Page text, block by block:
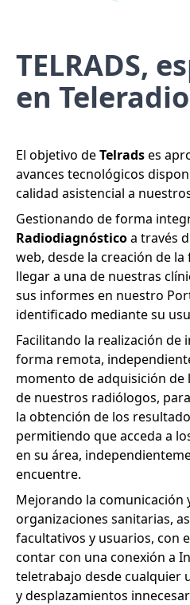
TELRADS,
en
El objetivo deTelradses
avances tecnológicos
calidad asistencial a
Gestionando de forma
Radiodiagnósticoa través
web, desde la creación de
llegar a una de nuestras
sus informes en nuestro
identificado mediante su
Facilitando la realización
forma remota,
momento de adquisición
de nuestros radiólogos,
la obtención de los
permitiendo que acceda a
en su área,
encuentre.
Mejorando la comunicación
organizaciones sanitarias,
facultativos y usuarios, con
contar con una conexión a
teletrabajo desde cualquier
y desplazamientos